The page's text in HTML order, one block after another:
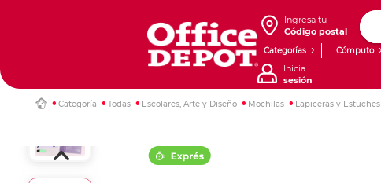
Ingresa tu
Código postal
Categorías Cómputo
Inicia
sesión
Categoría Todas Escolares, Arte y Diseño Mochilas Lapiceras y Estuches